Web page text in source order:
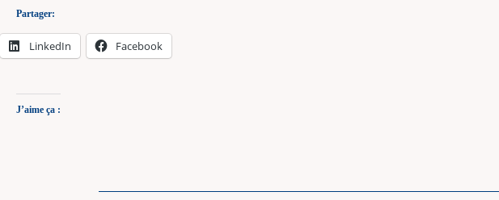
Partager:
LinkedIn Facebook
J’aime ça :